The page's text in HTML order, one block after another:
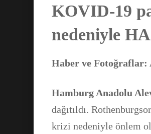
KOVID-19
nedeniyle
Haber ve
Hamburg Anadolu
dağıtıldı.
krizi nedeniyle önlem